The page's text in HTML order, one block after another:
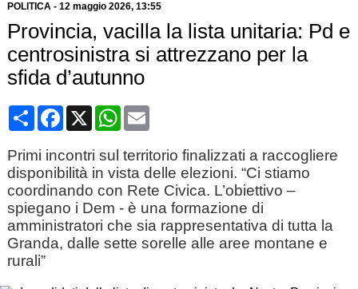
POLITICA- 12 maggio 2026, 13:55
Provincia, vacilla la lista unitaria: Pd e
centrosinistra si attrezzano per la
sfida d’autunno
CondividiFacebook
X WhatsApp
Email
Primi incontri sul territorio finalizzati a raccogliere
disponibilità in vista delle elezioni. “Ci stiamo
coordinando con Rete Civica. L’obiettivo –
spiegano i Dem - è una formazione di
amministratori che sia rappresentativa di tutta la
Granda, dalle sette sorelle alle aree montane e
rurali”